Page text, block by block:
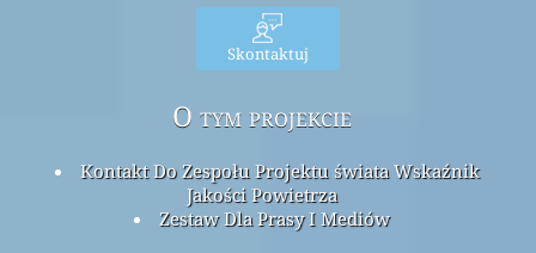
Skontaktuj
O tym projekcie
Kontakt Do Zespołu Projektu świata Wskaźnik
Jakości Powietrza
Zestaw Dla Prasy I Mediów